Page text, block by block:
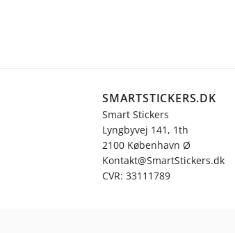
SMARTSTICKERS.DK
Smart Stickers
Lyngbyvej 141, 1th
2100 København Ø
Kontakt@SmartStickers.dk
CVR: 33111789